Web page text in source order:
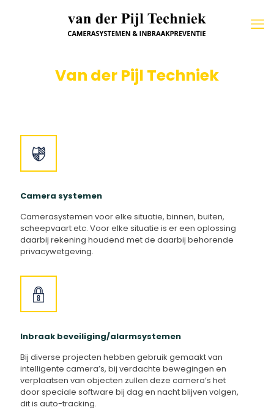
Van der Pijl Techniek
Camera systemen
Camerasystemen voor elke situatie, binnen, buiten,
scheepvaart etc. Voor elke situatie is er een oplossing
daarbij rekening houdend met de daarbij behorende
privacywetgeving.
Inbraak beveiliging/alarmsystemen
Bij diverse projecten hebben gebruik gemaakt van
intelligente camera’s, bij verdachte bewegingen en
verplaatsen van objecten zullen deze camera’s het
door speciale software bij dag en nacht blijven volgen,
dit is auto-tracking.